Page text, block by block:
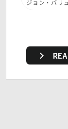
入退室管理
を有しな
類等の盗難
。
う機器、電
ジョン・バリ